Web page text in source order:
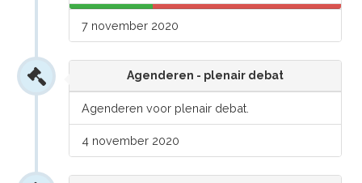
7 november 2020
Agenderen - plenair debat
Agenderen voor plenair debat.
4 november 2020